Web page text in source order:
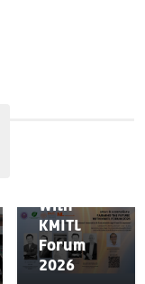
With
KMITL
Forum
2026